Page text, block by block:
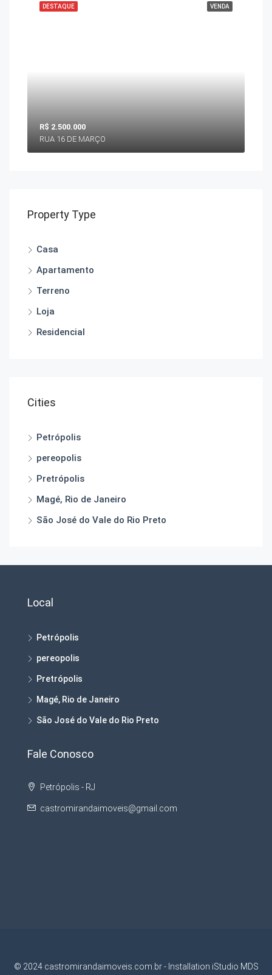
VENDA
DESTAQUE
R$ 2.500.000
RUA 16 DE MARÇO
Property Type
Casa
Apartamento
Terreno
Loja
Residencial
Cities
Petrópolis
pereopolis
Pretrópolis
Magé, Rio de Janeiro
São José do Vale do Rio Preto
Local
Petrópolis
pereopolis
Pretrópolis
Magé, Rio de Janeiro
São José do Vale do Rio Preto
Fale Conosco
Petrópolis - RJ
castromirandaimoveis@gmail.com
© 2024 castromirandaimoveis.com.br - Installation iStudio MDS